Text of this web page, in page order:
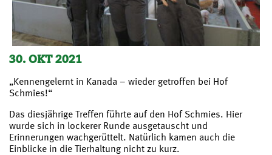
30. OKT 2021
„Kennengelernt in Kanada – wieder getroffen bei Hof
Schmies!“
Das diesjährige Treffen führte auf den Hof Schmies. Hier
wurde sich in lockerer Runde ausgetauscht und
Erinnerungen wachgerüttelt. Natürlich kamen auch die
Einblicke in die Tierhaltung nicht zu kurz.